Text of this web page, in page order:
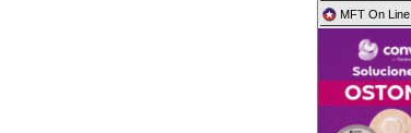
MFT On Line